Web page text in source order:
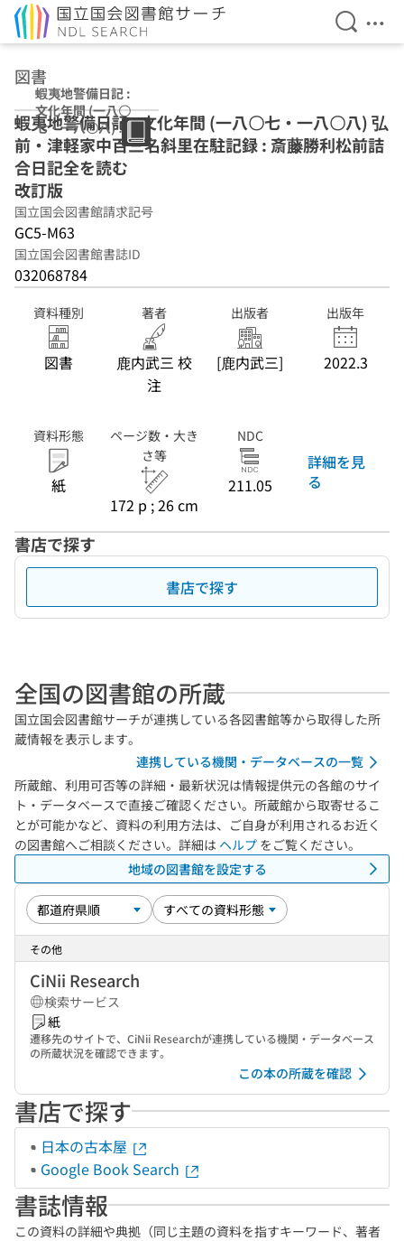
検索を
メ
図書
蝦夷地警備日記 :
文化年間 (一八〇
七・一八〇八) 弘
前・津軽家中百三
名斜里在駐記録 :
斎藤勝利松前詰合
日記全を読む 改
訂版
蝦夷地警備日記 : 文化年間 (一八〇七・一八〇八) 弘
前・津軽家中百三名斜里在駐記録 : 斎藤勝利松前詰
合日記全を読む
改訂版
国立国会図書館請求記号
GC5-M63
国立国会図書館書誌ID
032068784
資料種別
図書
著者
鹿内武三 校
注
出版者
[鹿内武三]
出版年
2022.3
資料形態
紙
ページ数・大き
さ等
172 p ; 26 cm
NDC
211.05
詳細を見
る
書店で探す
書店で探す
全国の図書館の所蔵
国立国会図書館サーチが連携している各図書館等から取得した所
蔵情報を表示します。
連携している機関・データベースの一覧
所蔵館、利用可否等の詳細・最新状況は情報提供元の各館のサイ
ト・データベースで直接ご確認ください。所蔵館から取寄せるこ
とが可能かなど、資料の利用方法は、ご自身が利用されるお近く
の図書館へご相談ください。詳細は ヘルプ をご覧ください。
地域の図書館を設定する
その他
CiNii Research
検索サービス
紙
遷移先のサイトで、CiNii Researchが連携している機関・データベース
の所蔵状況を確認できます。
この本の所蔵を確認
書店で探す
日本の古本屋
Google Book Search
書誌情報
この資料の詳細や典拠（同じ主題の資料を指すキーワード、著者